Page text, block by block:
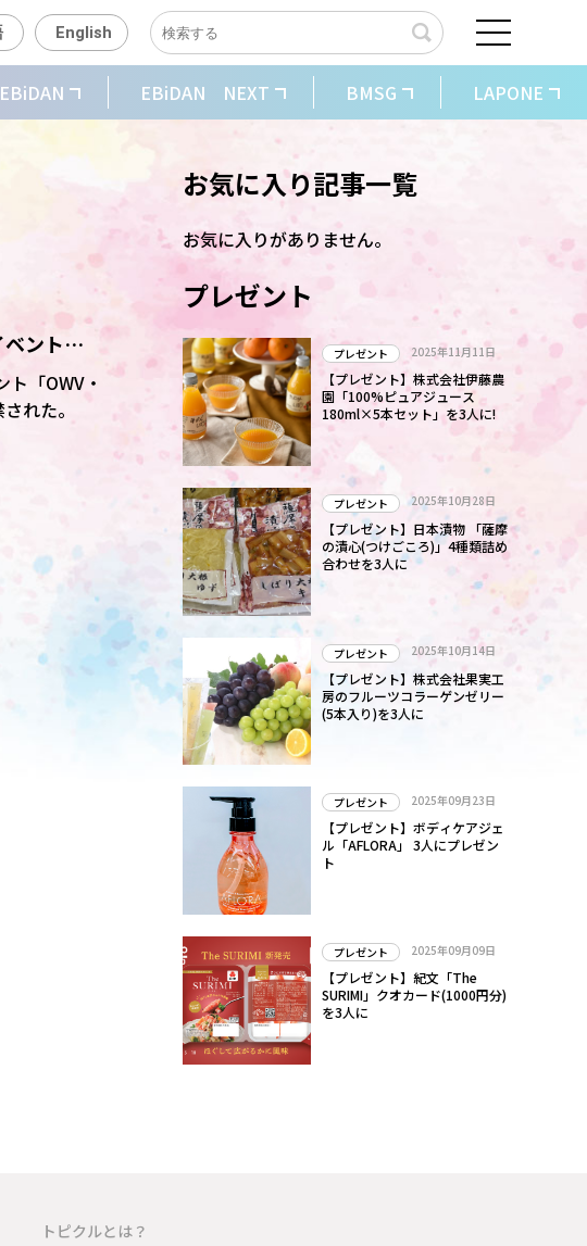
English
EBiDAN EBiDAN NEXT BMSG LAPONE
ント
「OWV・
れた。
お気に入り記事一覧
お気に入りがありません。
プレゼント
プレゼント 2025年11月11日
【プレゼント】株式会社伊藤農
園「100%ピュアジュース
180ml×5本セット」を3人に!
プレゼント 2025年10月28日
【プレゼント】日本漬物 「薩摩
の漬心(つけごころ)」4種類詰め
合わせを3人に
プレゼント 2025年10月14日
【プレゼント】株式会社果実工
房のフルーツコラーゲンゼリー
(5本入り)を3人に
プレゼント 2025年09月23日
【プレゼント】ボディケアジェ
ル「AFLORA」 3人にプレゼン
ト
プレゼント 2025年09月09日
【プレゼント】紀文「The
SURIMI」クオカード(1000円分)
を3人に
トピクルとは？